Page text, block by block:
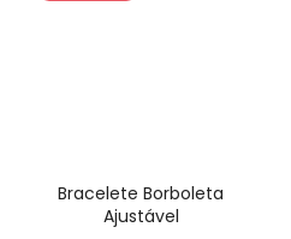
Bracelete Borboleta
Ajustável